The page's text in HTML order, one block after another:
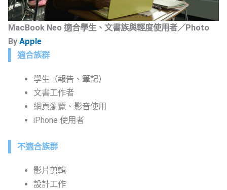
MacBook Neo 適合學生、文書族與輕度使用者／Photo
ByApple
適合族群
學生（報告、筆記）
文書工作者
網頁瀏覽、影音使用
iPhone 使用者
不適合族群
影片剪輯
設計工作